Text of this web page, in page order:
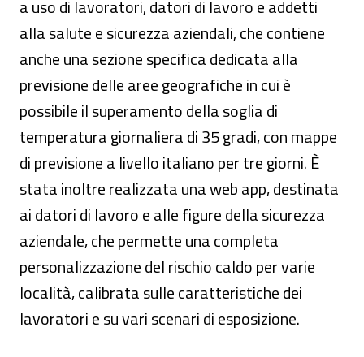
a uso di lavoratori, datori di lavoro e addetti
alla salute e sicurezza aziendali, che contiene
anche una sezione specifica dedicata alla
previsione delle aree geografiche in cui è
possibile il superamento della soglia di
temperatura giornaliera di 35 gradi, con mappe
di previsione a livello italiano per tre giorni. È
stata inoltre realizzata una web app, destinata
ai datori di lavoro e alle figure della sicurezza
aziendale, che permette una completa
personalizzazione del rischio caldo per varie
località, calibrata sulle caratteristiche dei
lavoratori e su vari scenari di esposizione.